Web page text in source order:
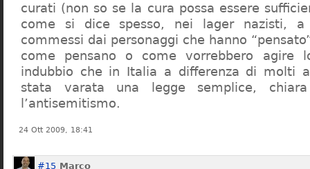
curati (non so se la cura possa essere
come si dice spesso, nei lager nazisti,
commessi dai personaggi che hanno
come pensano o come vorrebbero agire
indubbio che in Italia a differenza di molti
stata varata una legge semplice,
l’antisemitismo.
24 Ott 2009, 18:41
#15 Marco